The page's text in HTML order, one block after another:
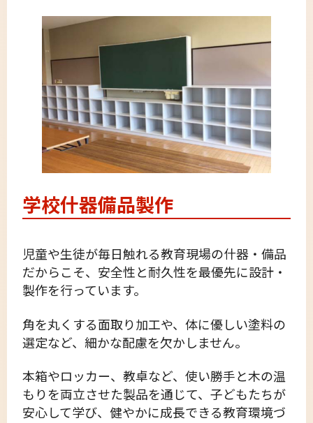
学校什器備品製作
児童や生徒が毎日触れる教育現場の什器・備品
だからこそ、安全性と耐久性を最優先に設計・
製作を行っています。
角を丸くする面取り加工や、体に優しい塗料の
選定など、細かな配慮を欠かしません。
本箱やロッカー、教卓など、使い勝手と木の温
もりを両立させた製品を通じて、子どもたちが
安心して学び、健やかに成長できる教育環境づ